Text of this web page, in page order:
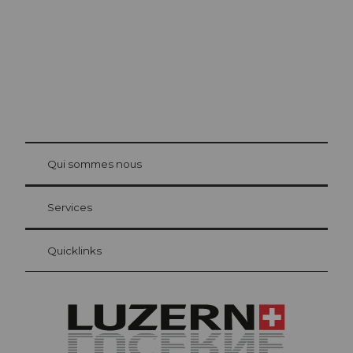
Carte d’hôte Lucerne
Vos avantages en tant qu'hôte pour la nuit
at Bre
Qui sommes nous
Services
Quicklinks